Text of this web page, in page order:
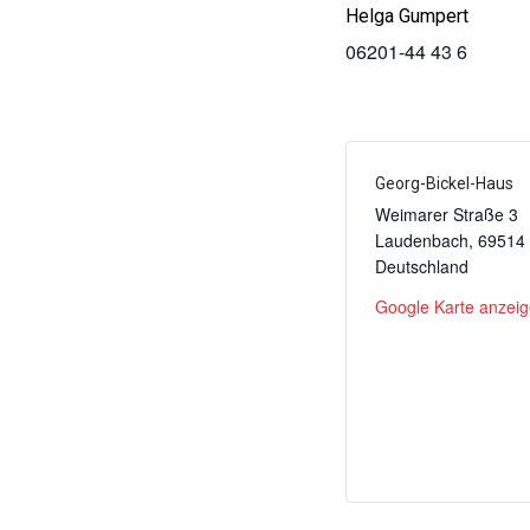
Helga Gumpert
06201-44 43 6
Georg-Bickel-Haus
Weimarer Straße 3
Laudenbach, 69514
Deutschland
Google Karte